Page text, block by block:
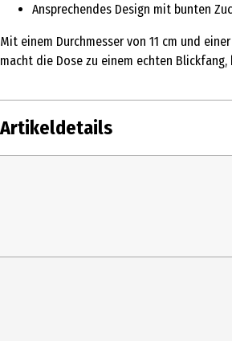
Ansprechendes Design mit bunten
Mit einem Durchmesser von 11 cm und
macht die Dose zu einem echten
Artikeldetails